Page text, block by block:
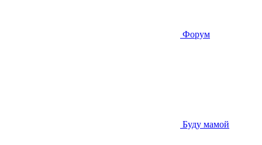
Форум
Буду мамой